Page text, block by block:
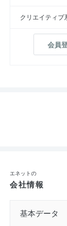
クリエイティブ
会員
エネットの
会社情報
基本データ